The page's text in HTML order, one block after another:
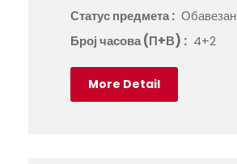
Статус предмета : Обавезан
Број часова (П+В) : 4+2
More Detail